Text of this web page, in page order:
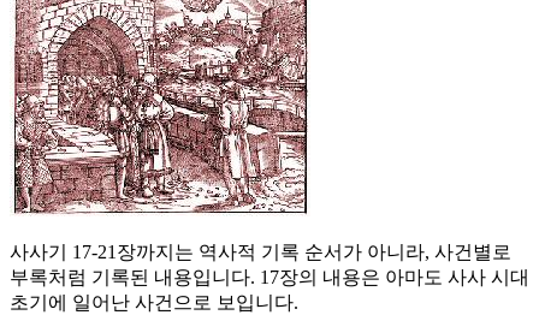
사사기 17-21장까지는 역사적 기록 순서가 아니라, 사건별로
부록처럼 기록된 내용입니다. 17장의 내용은 아마도 사사 시대
초기에 일어난 사건으로 보입니다.